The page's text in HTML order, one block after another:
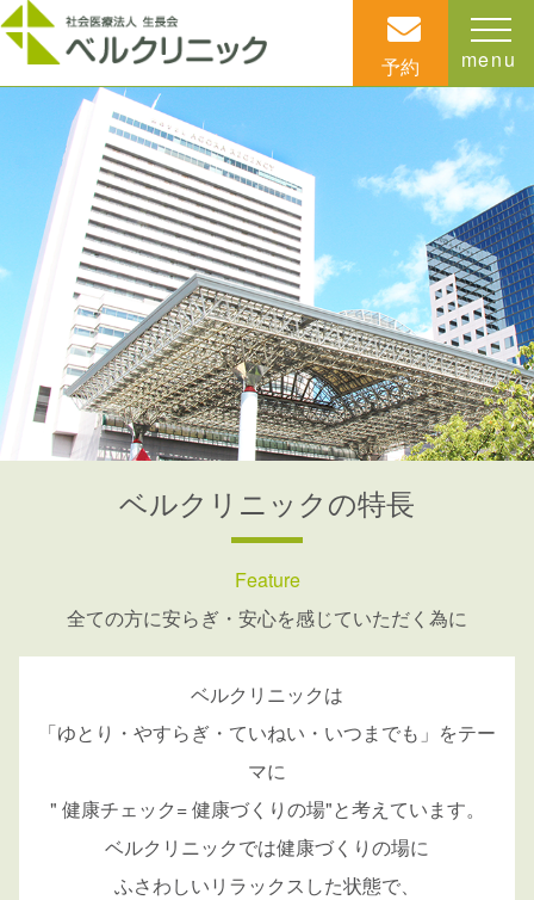
予約 menu
ベルクリニックの特長
Feature
全ての方に安らぎ・安心を感じていただく為に
ベルクリニックは
「ゆとり・やすらぎ・ていねい・いつまでも」をテー
マに
" 健康チェック= 健康づくりの場"と考えています。
ベルクリニックでは健康づくりの場に
ふさわしいリラックスした状態で、